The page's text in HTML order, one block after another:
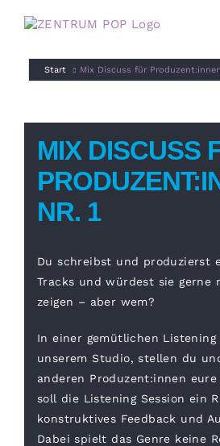
Inhalt
Start Mix Discuss für
MIX DISCUSS
NR. 1
Du schreibst und produzierst
Tracks und würdest sie gerne
zeigen – aber wem?
In einer gemütlichen Listening
unserem Studio, stellen du
anderen Produzent:innen eure
soll die Listening Session ein
konstruktives Feedback und
Dabei spielt das Genre keine